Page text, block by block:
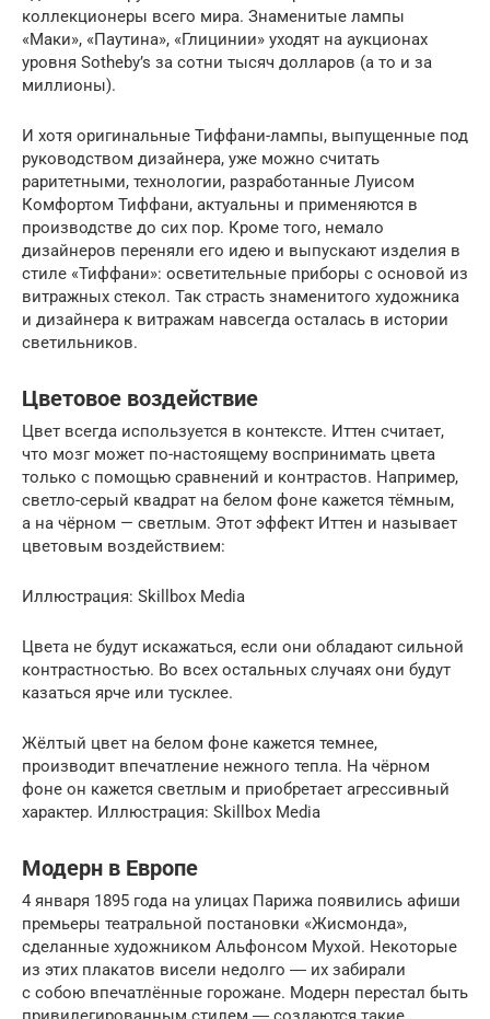
коллекционеры всего мира. Знаменитые лампы
«Маки», «Паутина», «Глицинии» уходят на аукционах
уровня Sotheby’s за сотни тысяч долларов (а то и за
миллионы).
И хотя оригинальные Тиффани-лампы, выпущенные под
руководством дизайнера, уже можно считать
раритетными, технологии, разработанные Луисом
Комфортом Тиффани, актуальны и применяются в
производстве до сих пор. Кроме того, немало
дизайнеров переняли его идею и выпускают изделия в
стиле «Тиффани»: осветительные приборы с основой из
витражных стекол. Так страсть знаменитого художника
и дизайнера к витражам навсегда осталась в истории
светильников.
Цветовое воздействие
Цвет всегда используется в контексте. Иттен считает,
что мозг может по-настоящему воспринимать цвета
только с помощью сравнений и контрастов. Например,
светло-серый квадрат на белом фоне кажется тёмным,
а на чёрном — светлым. Этот эффект Иттен и называет
цветовым воздействием:
Иллюстрация: Skillbox Media
Цвета не будут искажаться, если они обладают сильной
контрастностью. Во всех остальных случаях они будут
казаться ярче или тусклее.
Жёлтый цвет на белом фоне кажется темнее,
производит впечатление нежного тепла. На чёрном
фоне он кажется светлым и приобретает агрессивный
характер. Иллюстрация: Skillbox Media
Модерн в Европе
4 января 1895 года на улицах Парижа появились афиши
премьеры театральной постановки «Жисмонда»,
сделанные художником Альфонсом Мухой. Некоторые
из этих плакатов висели недолго ― их забирали
с собою впечатлённые горожане. Модерн перестал быть